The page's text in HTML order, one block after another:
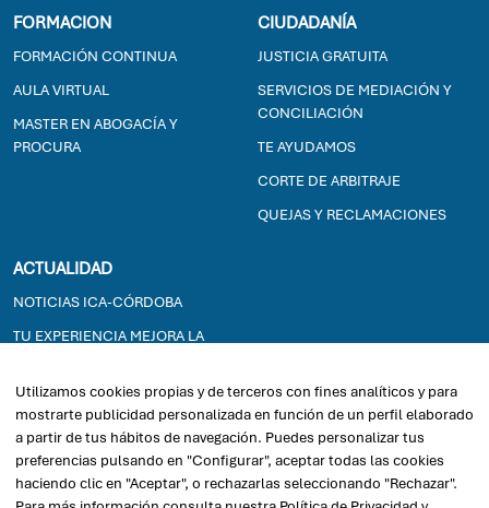
FORMACION
FORMACIÓN CONTINUA
AULA VIRTUAL
MASTER EN ABOGACÍA Y
PROCURA
CIUDADANÍA
JUSTICIA GRATUITA
SERVICIOS DE MEDIACIÓN Y
CONCILIACIÓN
TE AYUDAMOS
CORTE DE ARBITRAJE
QUEJAS Y RECLAMACIONES
ACTUALIDAD
NOTICIAS ICA-CÓRDOBA
TU EXPERIENCIA MEJORA LA
EXPOSICIONES
2026© ICACORDOBA - Ilustre Colegio de la Abogacía de Córdoba
Utilizamos cookies propias y de terceros con fines analíticos y para
mostrarte publicidad personalizada en función de un perfil elaborado
a partir de tus hábitos de navegación. Puedes personalizar tus
preferencias pulsando en "Configurar", aceptar todas las cookies
haciendo clic en "Aceptar", o rechazarlas seleccionando "Rechazar".